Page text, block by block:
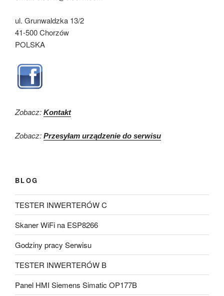
ul. Grunwaldzka 13/2
41-500 Chorzów
POLSKA
Zobacz: Kontakt
Zobacz: Przesyłam urządzenie do serwisu
BLOG
TESTER INWERTERÓW C
Skaner WiFi na ESP8266
Godziny pracy Serwisu
TESTER INWERTERÓW B
Panel HMI Siemens Simatic OP177B